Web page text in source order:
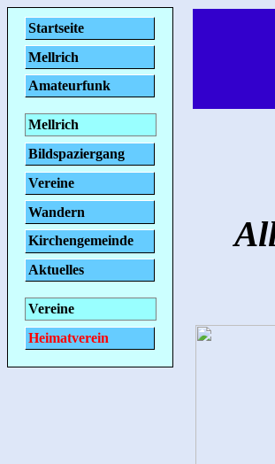
Startseite
Mellrich
Amateurfunk
Mellrich
Bildspaziergang
Vereine
Wandern
Kirchengemeinde
Aktuelles
Vereine
Heimatverein